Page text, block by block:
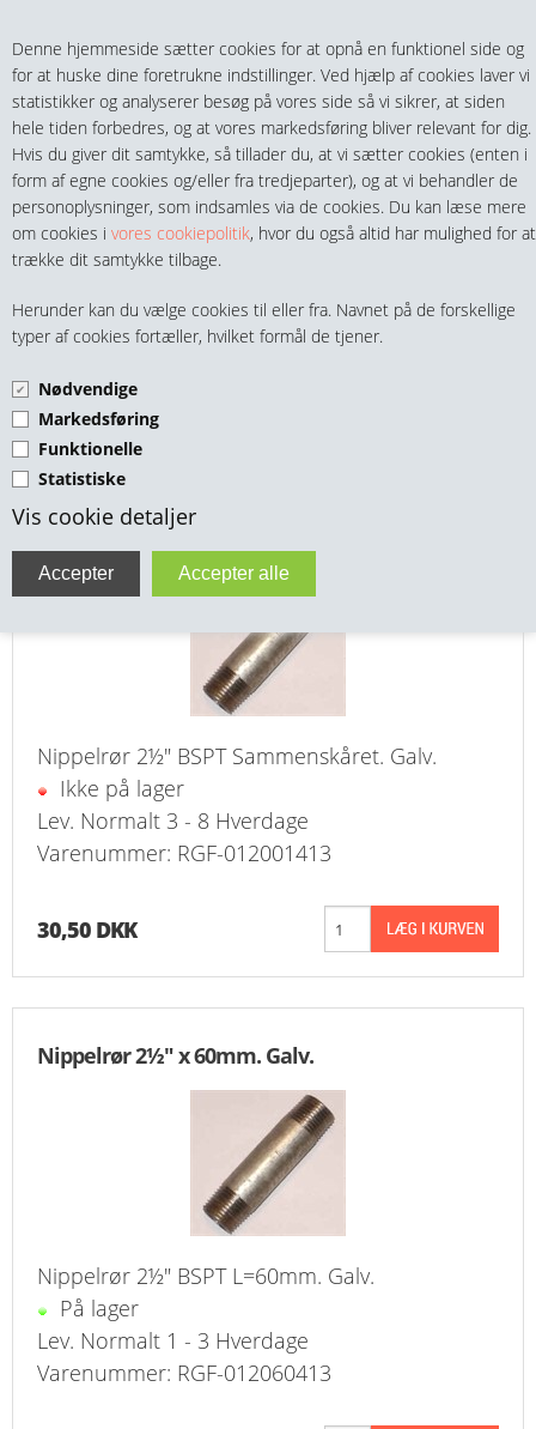
Denne hjemmeside sætter cookies for at opnå en funktionel side og
for at huske dine foretrukne indstillinger. Ved hjælp af cookies laver vi
statistikker og analyserer besøg på vores side så vi sikrer, at siden
hele tiden forbedres, og at vores markedsføring bliver relevant for dig.
Hvis du giver dit samtykke, så tillader du, at vi sætter cookies (enten i
form af egne cookies og/eller fra tredjeparter), og at vi behandler de
personoplysninger, som indsamles via de cookies. Du kan læse mere
om cookies i vores cookiepolitik, hvor du også altid har mulighed for at
trække dit samtykke tilbage.
Herunder kan du vælge cookies til eller fra. Navnet på de forskellige
typer af cookies fortæller, hvilket formål de tjener.
Nødvendige
Markedsføring
Funktionelle
Statistiske
Vis cookie detaljer
Teltech.dk 0 vare(r) i kurven
0,00 DKK
MENU
HANER & VENTILER
SLANGER, KOBLINGER & TILBEHØR
RØR & TILBEHØR
TEKNIK & AUTOMATIK
VA FITTINGS & VENTILER
ENTREPENØRARBEJDE- & UDSTYR
VÆRKTØJ
BEFÆSTIGELSE
BESPÆNDING, GUMMIDELE M.M.
BEARBEJDNING, MONTAGE & HAVEARBEJDE
MATERIEL HÅNDTERING
FORSIDE
TILBUD
PROFIL
NIPPELRØR 2½" GALV.
Nippelrør 2½" Sammenskåret. Galv.
Nippelrør 2½" BSPT Sammenskåret. Galv.
Ikke på lager
Lev. Normalt 3 - 8 Hverdage
Varenummer: RGF-012001413
30,50 DKK
Nippelrør 2½" x 60mm. Galv.
Nippelrør 2½" BSPT L=60mm. Galv.
På lager
Lev. Normalt 1 - 3 Hverdage
Varenummer: RGF-012060413